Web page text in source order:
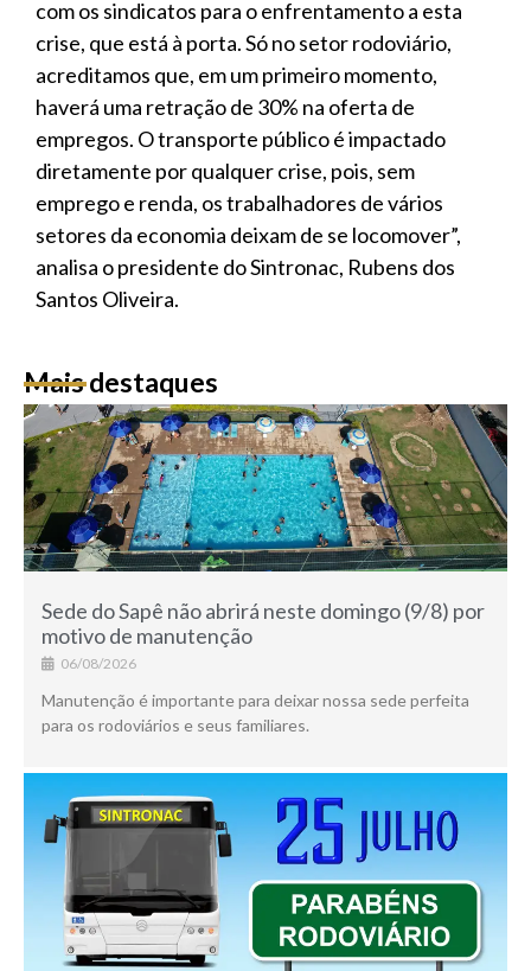
com os sindicatos para o enfrentamento a esta
crise, que está à porta. Só no setor rodoviário,
acreditamos que, em um primeiro momento,
haverá uma retração de 30% na oferta de
empregos. O transporte público é impactado
diretamente por qualquer crise, pois, sem
emprego e renda, os trabalhadores de vários
setores da economia deixam de se locomover”,
analisa o presidente do Sintronac, Rubens dos
Santos Oliveira.
Mais destaques
Sede do Sapê não abrirá neste domingo (9/8) por
motivo de manutenção
06/08/2026
Manutenção é importante para deixar nossa sede perfeita
para os rodoviários e seus familiares.